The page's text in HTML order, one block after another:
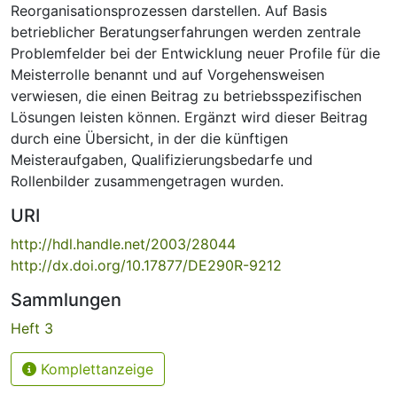
Reorganisationsprozessen darstellen. Auf Basis
betrieblicher Beratungserfahrungen werden zentrale
Problemfelder bei der Entwicklung neuer Profile für die
Meisterrolle benannt und auf Vorgehensweisen
verwiesen, die einen Beitrag zu betriebsspezifischen
Lösungen leisten können. Ergänzt wird dieser Beitrag
durch eine Übersicht, in der die künftigen
Meisteraufgaben, Qualifizierungsbedarfe und
Rollenbilder zusammengetragen wurden.
URI
http://hdl.handle.net/2003/28044
http://dx.doi.org/10.17877/DE290R-9212
Sammlungen
Heft 3
Komplettanzeige